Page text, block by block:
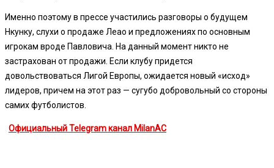
Именно поэтому в прессе участились разговоры о будущем
Нкунку, слухи о продаже Леао и предложениях по основным
игрокам вроде Павловича. На данный момент никто не
застрахован от продажи. Если клубу придется
довольствоваться Лигой Европы, ожидается новый «исход»
лидеров, причем на этот раз — сугубо добровольный со стороны
самих футболистов.
Официальный Telegram канал MilanAC